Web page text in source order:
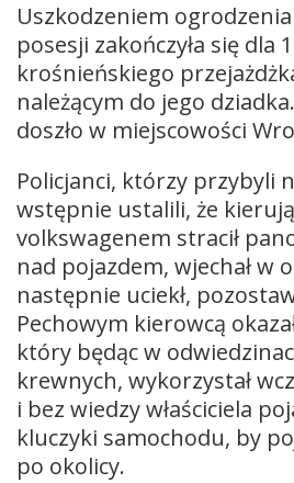
Uszkodzeniem
posesji zakończyła się dla
krośnieńskiego
należącym do jego
doszło w miejscowości
Policjanci, którzy przybyli
wstępnie ustalili, że
volkswagenem stracił
nad pojazdem, wjechał w
następnie uciekł,
Pechowym kierowcą
który będąc w
krewnych, wykorzystał
i bez wiedzy właściciela
kluczyki samochodu, by
po okolicy.